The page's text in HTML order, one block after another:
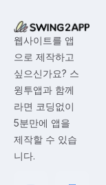
웹사이트를 앱
으로 제작하고
싶으신가요? 스
윙투앱과 함께
라면 코딩없이
5분만에 앱을
제작할 수 있습
니다.